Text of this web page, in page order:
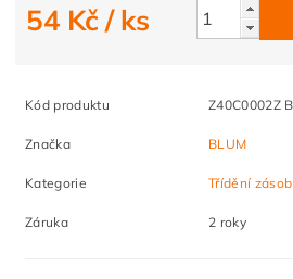
54 Kč/ ks
Kód produktu Z40C0002Z
Značka BLUM
Kategorie Třídění
Záruka 2 roky